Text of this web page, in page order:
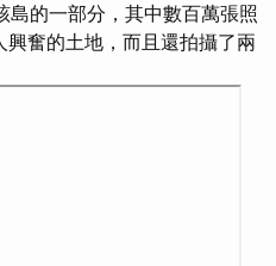
島的一部分，其中數百萬張照
奮的土地，而且還拍攝了兩